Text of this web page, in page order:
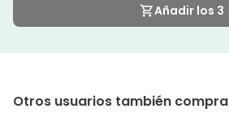
Añadir los 3
Otros usuarios también